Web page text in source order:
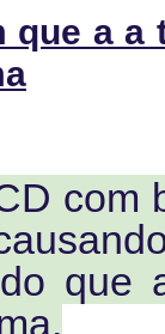
que a
com
que